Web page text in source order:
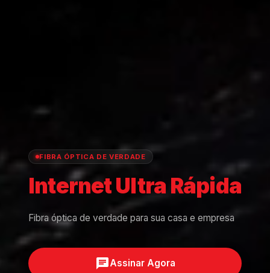
FIBRA ÓPTICA DE VERDADE
InternetUltra Rápida
Fibra óptica de verdade para sua casa e empresa
chatAssinar Agora